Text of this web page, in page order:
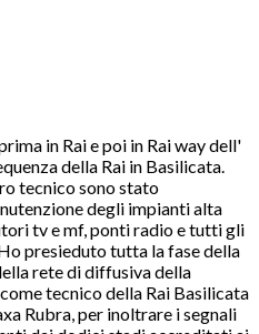
in Rai e poi in Rai way dell'
della Rai in Basilicata.
tecnico sono stato
degli impianti alta
tv e mf, ponti radio e tutti gli
presieduto tutta la fase della
rete di diffusiva della
tecnico della Rai Basilicata
Rubra, per inoltrare i segnali